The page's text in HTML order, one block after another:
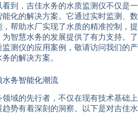
到，吉佳水务的水质监测仪不仅是一
化的解决方案。它通过实时监测、数
帮助水厂实现了水质的精准控制，提
智慧水务的发展提供了有力支持。了
测仪的应用案例，敬请访问我们的产
的解决方案。
水务智能化潮流
域的先行者，不仅在现有技术基础上
势有着深刻的洞察。以下是对吉佳水